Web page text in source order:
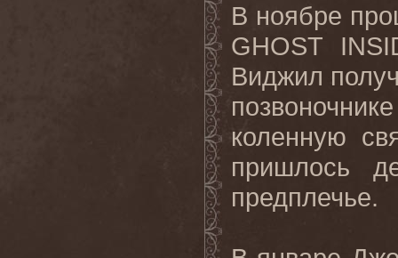
В ноябре
GHOST
Виджил
коленную
пришлось
предплечье.